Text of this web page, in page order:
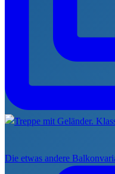
Die etwas andere